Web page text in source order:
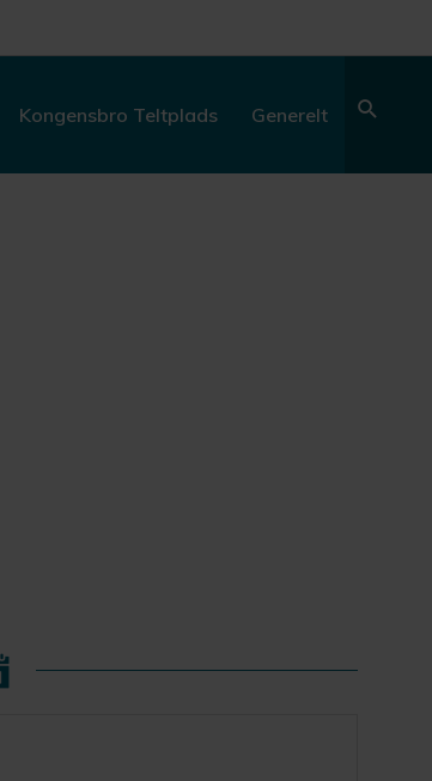
Kongensbro Teltplads Generelt